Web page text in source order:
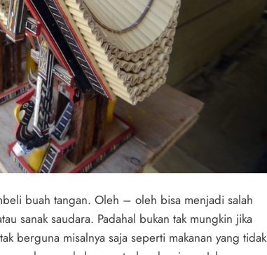
buah tangan. Oleh – oleh bisa menjadi salah
sanak saudara. Padahal bukan tak mungkin jika
berguna misalnya saja seperti makanan yang tidak